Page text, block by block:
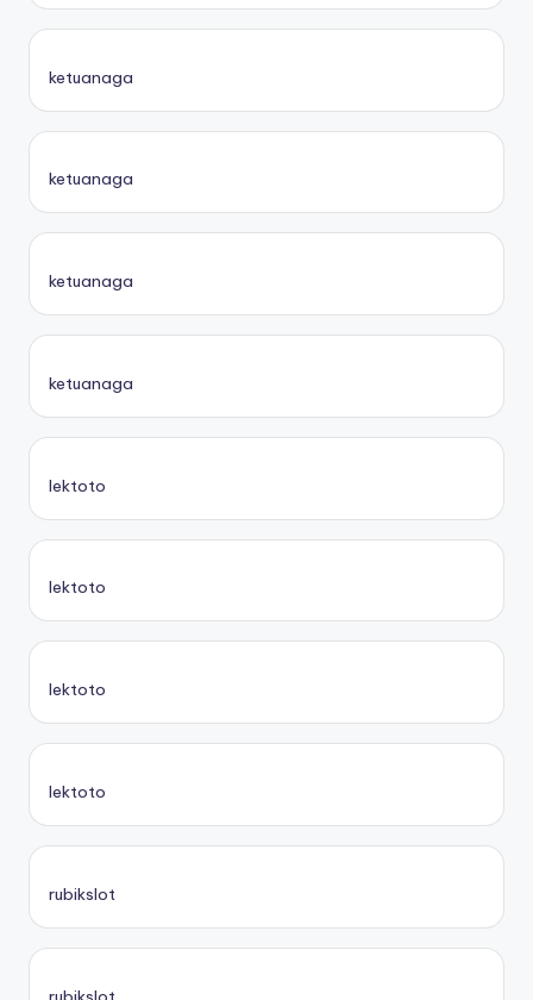
ketuanaga
ketuanaga
ketuanaga
ketuanaga
lektoto
lektoto
lektoto
lektoto
rubikslot